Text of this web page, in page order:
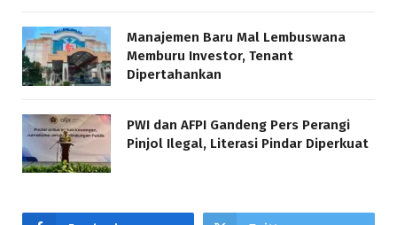
Manajemen Baru Mal Lembuswana
Memburu Investor, Tenant
Dipertahankan
PWI dan AFPI Gandeng Pers Perangi
Pinjol Ilegal, Literasi Pindar Diperkuat